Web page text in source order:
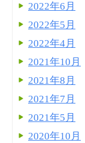
2022年6月
2022年5月
2022年4月
2021年10月
2021年8月
2021年7月
2021年5月
2020年10月